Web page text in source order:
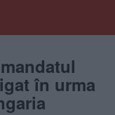
în urma